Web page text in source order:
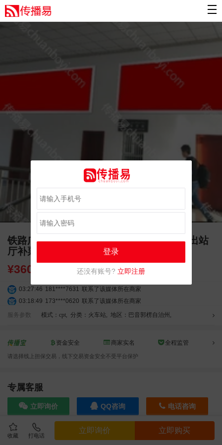
收藏 打电话
立即询价 立即购买
铁路广告 新疆巴音郭楞蒙古自治州和硕站出站
厅补票处上方墙体灯箱广告
¥3600.00
03:27:46 181****7631 联系了该媒体所在商家
03:18:49 173****0620 联系了该媒体所在商家
03:20:56 156****3374
联系了该媒体所在商家
04:12:36
181****8167
联系了该媒体所在商家
01:50:54
03:40:56 157****6971 联系了该媒体所在商家
10:08:47 155****5272
联系了该媒体所在商家
176****3456 联系了该媒体所在商家
04:09:07
182****6963 联系了该媒体所在商家
服务参数 模式：cpt, 分类：火车站, 地区：巴音郭楞自治州 ,
资金安全 商家实名 全程监管
请选择线上担保交易，线下交易资金安全不受平台保护
专属客服
立即询价 QQ咨询 电话咨询
效果截图
登录
还没有账号? 立即注册